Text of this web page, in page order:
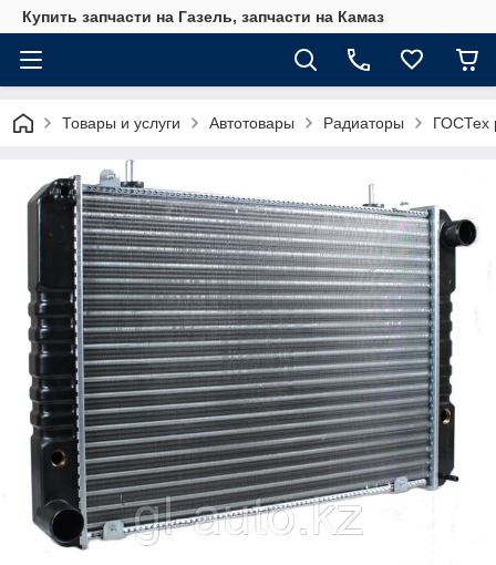
Купить запчасти на Газель, запчасти на Камаз
Товары и услуги Автотовары Радиаторы ГОСТех